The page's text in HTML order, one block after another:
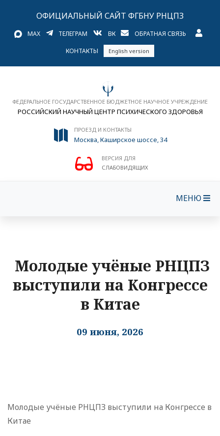
ОФИЦИАЛЬНЫЙ САЙТ ФГБНУ РНЦПЗ
MAX ТЕЛЕГРАМ ВК ОБРАТНАЯ СВЯЗЬ
КОНТАКТЫ English version
ФЕДЕРАЛЬНОЕ ГОСУДАРСТВЕННОЕ БЮДЖЕТНОЕ НАУЧНОЕ УЧРЕЖДЕНИЕ
РОССИЙСКИЙ НАУЧНЫЙ ЦЕНТР ПСИХИЧЕСКОГО ЗДОРОВЬЯ
ПРОЕЗД И КОНТАКТЫ
Москва, Каширское шоссе, 34
ВЕРСИЯ ДЛЯ
СЛАБОВИДЯЩИХ
МЕНЮ
Молодые учёные РНЦПЗ
выступили на Конгрессе
в Китае
09 июня, 2026
Молодые учёные РНЦПЗ выступили на Конгрессе в
Китае